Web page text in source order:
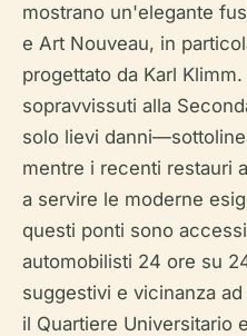
mostrano un'elegante
e Art Nouveau, in
progettato da Karl
sopravvissuti alla
solo lievi
mentre i recenti restauri
a servire le moderne
questi ponti sono
automobilisti 24 ore su
suggestivi e vicinanza
il Quartiere Universitario